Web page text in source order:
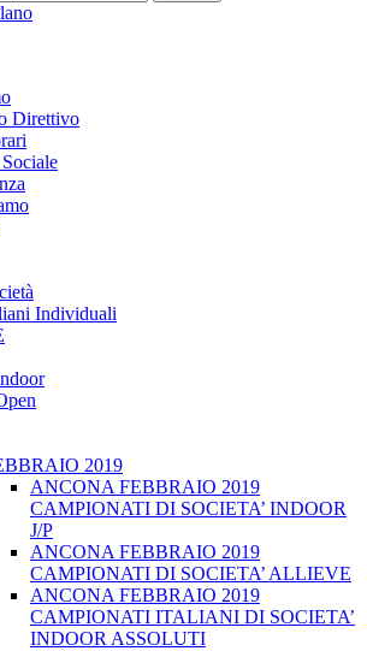
Direttivo
Individuali
2019
ANCONA FEBBRAIO 2019
CAMPIONATI DI SOCIETA’ INDOOR
J/P
ANCONA FEBBRAIO 2019
CAMPIONATI DI SOCIETA’ ALLIEVE
ANCONA FEBBRAIO 2019
CAMPIONATI ITALIANI DI SOCIETA’
INDOOR ASSOLUTI